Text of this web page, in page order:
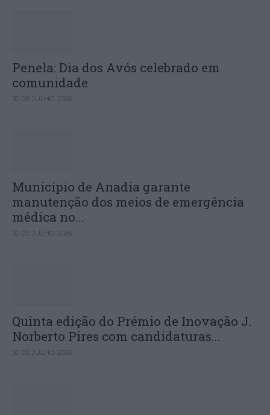
Penela: Dia dos Avós celebrado em
comunidade
30 DE JULHO, 2026
Município de Anadia garante
manutenção dos meios de emergência
médica no...
30 DE JULHO, 2026
Quinta edição do Prémio de Inovação J.
Norberto Pires com candidaturas...
30 DE JULHO, 2026